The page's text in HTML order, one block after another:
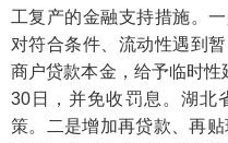
工复产的金融支持措施。
对符合条件、流动性遇到
商户贷款本金，给予临时性
30日，并免收罚息。湖北
策。二是增加再贷款、再